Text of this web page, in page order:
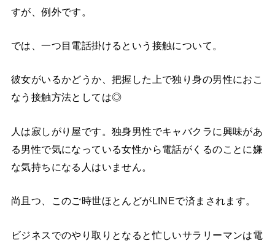
すが、例外です。
では、一つ目電話掛けるという接触について。
彼女がいるかどうか、把握した上で独り身の男性におこ
なう接触方法としては◎
人は寂しがり屋です。独身男性でキャバクラに興味があ
る男性で気になっている女性から電話がくるのことに嫌
な気持ちになる人はいません。
尚且つ、このご時世ほとんどがLINEで済まされます。
ビジネスでのやり取りとなると忙しいサラリーマンは電